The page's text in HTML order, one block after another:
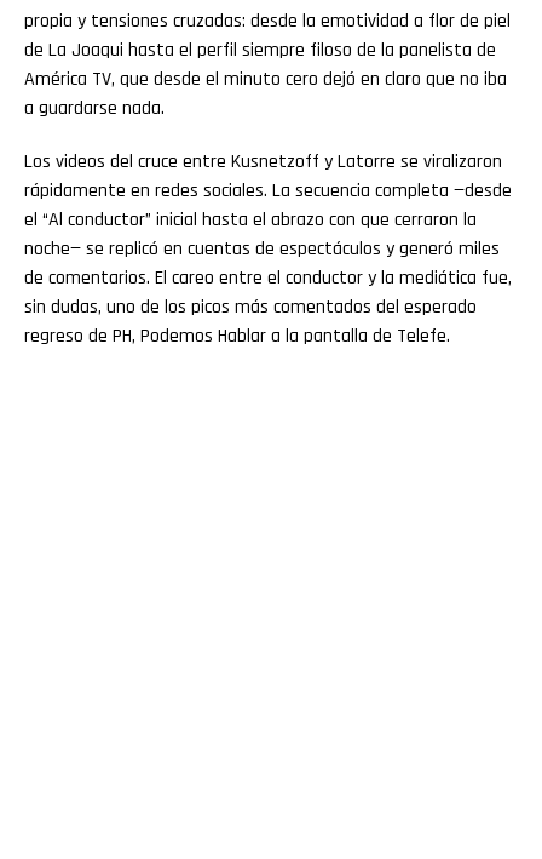
propia y tensiones cruzadas: desde la emotividad a flor de piel
de La Joaqui hasta el perfil siempre filoso de la panelista de
América TV, que desde el minuto cero dejó en claro que no iba
a guardarse nada.
Los videos del cruce entre Kusnetzoff y Latorre se viralizaron
rápidamente en redes sociales. La secuencia completa —desde
el “Al conductor” inicial hasta el abrazo con que cerraron la
noche— se replicó en cuentas de espectáculos y generó miles
de comentarios. El careo entre el conductor y la mediática fue,
sin dudas, uno de los picos más comentados del esperado
regreso de PH, Podemos Hablar a la pantalla de Telefe.